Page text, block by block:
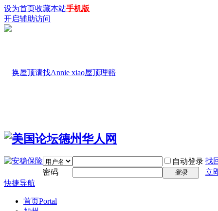
设为首页收藏本站手机版
开启辅助访问
自动登录 找
密码
登录
立
快捷导航
首页Portal